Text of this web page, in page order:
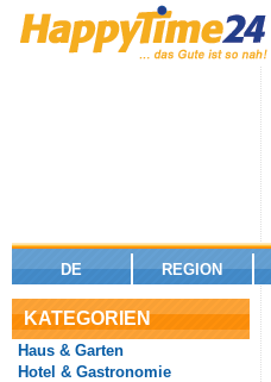
DE REGION
KATEGORIEN
Haus & Garten
Hotel & Gastronomie